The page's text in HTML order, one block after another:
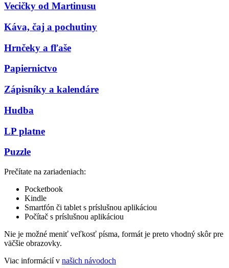
Vecičky od Martinusu
Káva, čaj a pochutiny
Hrnčeky a fľaše
Papiernictvo
Zápisníky a kalendáre
Hudba
LP platne
Puzzle
Prečítate na zariadeniach:
Pocketbook
Kindle
Smartfón či tablet s príslušnou aplikáciou
Počítač s príslušnou aplikáciou
Nie je možné meniť veľkosť písma, formát je preto vhodný skôr pre
väčšie obrazovky.
Viac informácií v našich návodoch